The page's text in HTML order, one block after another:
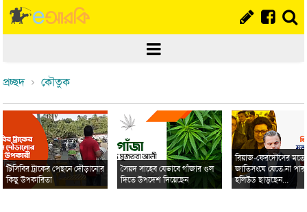
প্রচ্ছদ কৌতুক
টিসিবির ট্রাকের পেছনে দৌড়ানোর
কিছু উপকারিতা
সৈয়দ সাহেব যেভাবে গাঁজার গুল
দিতে উপদেশ দিয়েছেন
রিয়াজ-ফেরদৌসের মতো
জাতিসংঘে যেতে না
হলিউড ছাড়ছেন...